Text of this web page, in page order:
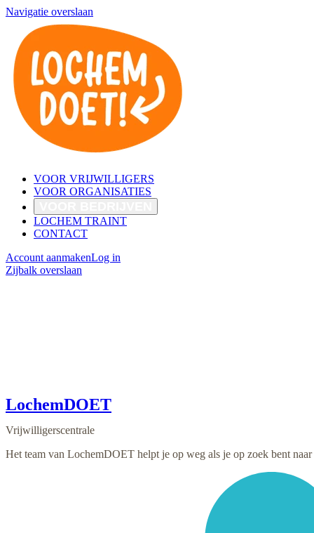
Navigatie overslaan
VOOR VRIJWILLIGERS
VOOR ORGANISATIES
LOCHEM TRAINT
CONTACT
Account aanmakenLog in
Zijbalk overslaan
LochemDOET
Vrijwilligerscentrale
Het team van LochemDOET helpt je op weg als je op zoek bent